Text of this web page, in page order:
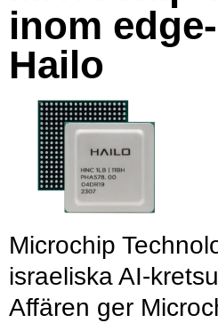
inom
Hailo
Microchip
israeliska AI-
Affären ger